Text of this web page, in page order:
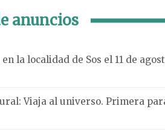
anuncios
la localidad de Sos el 11 de
Viaja al universo. Primera